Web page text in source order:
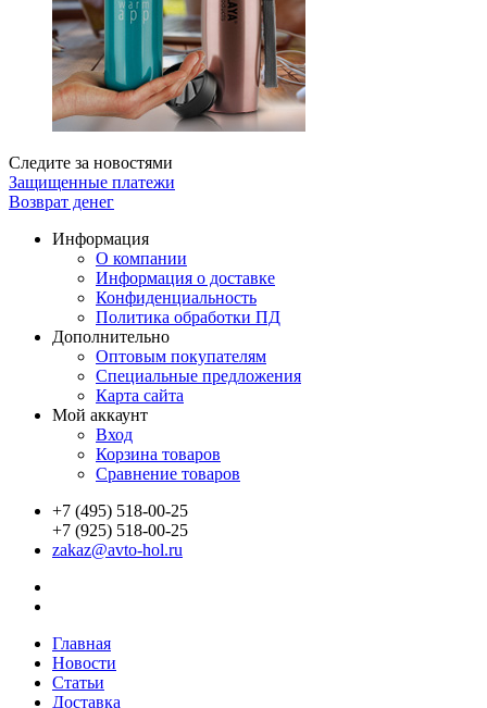
Следите за новостями
Защищенные платежи
Возврат денег
Информация
О компании
Информация о доставке
Конфиденциальность
Политика обработки ПД
Дополнительно
Оптовым покупателям
Специальные предложения
Карта сайта
Мой аккаунт
Вход
Корзина товаров
Сравнение товаров
+7 (495) 518-00-25
+7 (925) 518-00-25
zakaz@avto-hol.ru
Главная
Новости
Статьи
Доставка